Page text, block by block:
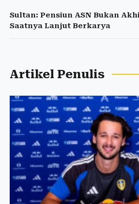
Sultan: Pensiun ASN Bukan
Saatnya Lanjut Berkarya
Artikel Penulis